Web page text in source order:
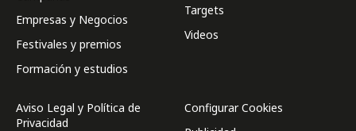
Empresas y Negocios
Festivales y premios
Formación y estudios
Targets
Videos
Aviso Legal y Política de
Privacidad
Configurar Cookies